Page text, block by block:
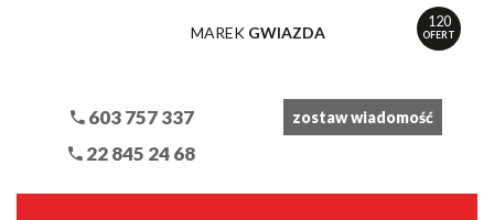
120
OFERT
MAREK GWIAZDA
603 757 337
22 845 24 68
zostaw wiadomość